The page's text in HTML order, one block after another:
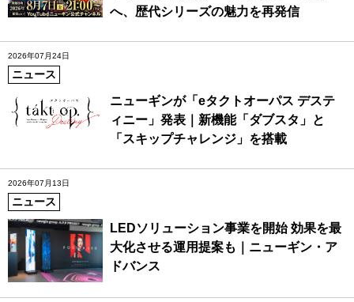
へ、歴代シリーズの魅力を再発信
2026年07月24日
ニュース
ニューギンが「eタクトオーパス デステ
ィニー」発表｜新機能「ダブスタ」と
「スキップチャレンジ」を搭載
2026年07月13日
ニュース
LEDソリューション事業を開始 効果を最
大化させる運用提案も｜ニューギン・ア
ドバンス